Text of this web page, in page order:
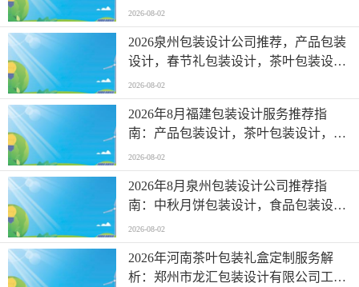
计，食品包装设计，端午礼包装设计品
牌优选指南！
2026-08-02
2026泉州包装设计公司推荐，产品包装
设计，春节礼包装设计，茶叶包装设
计，礼盒包装设计，端午礼包装设计公
司优选指南！
2026-08-02
2026年8月福建包装设计服务推荐指
南：产品包装设计，茶叶包装设计，春
节礼包装设计，品牌包装设计，食品包
装设计公司优选！
2026-08-02
2026年8月泉州包装设计公司推荐指
南：中秋月饼包装设计，食品包装设
计，三节礼包装设计，产品包装设计，
粽子包装设计公司优选！
2026-08-02
2026年河南茶叶包装礼盒定制服务解
析：郑州市龙汇包装设计有限公司工艺